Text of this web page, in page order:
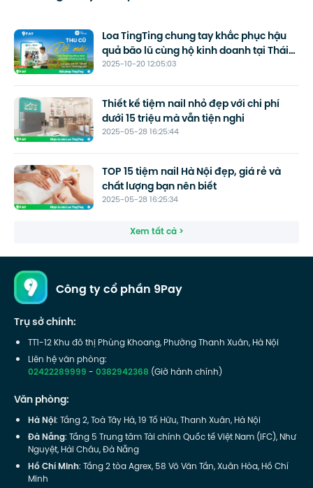
2025-10-20 12:05:03
Loa TingTing chung tay khắc phục hậu
quả bão lũ cùng hộ kinh doanh tại Thái
Nguyên
2025-05-28 16:25:44
Thiết kế tiệm nail nhỏ đẹp với chi phí
dưới 15 triệu mà vẫn tiện nghi
2025-05-28 16:25:34
TOP 15 tiệm nail Hà Nội đẹp, giá rẻ và
chất lượng bạn nên biết
Xem tất cả >
Công ty cổ phần 9Pay
Trụ sở chính:
TT1-12 Khu đô thị Phùng Khoang, Phường Thanh Xuân, Hà Nội
Liên hệ văn phòng:
02422289999-0382942368 (Giờ hành chính)
Văn phòng:
Hà Nội: Tầng 2, Toà Tây Hà, 19 Tố Hữu, Thanh Xuân, Hà Nội
Đà Nẵng: Tầng 5 Trung tâm Tài chính Quốc tế Việt Nam (IFC), Như
Nguyệt, Hải Châu, Đà Nẵng
Hồ Chí Minh: Tầng 2 tòa Agrex, 58 Võ Văn Tần, Xuân Hòa, Hồ Chí
Minh